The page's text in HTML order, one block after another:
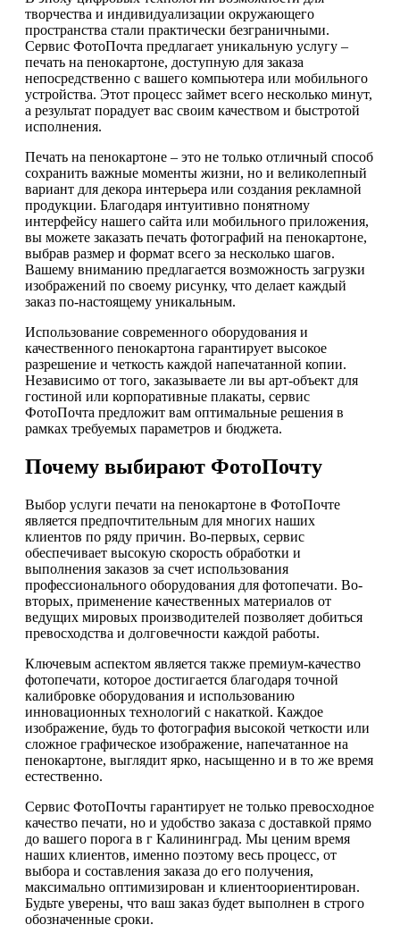
творчества и индивидуализации окружающего
пространства стали практически безграничными.
Сервис ФотоПочта предлагает уникальную услугу –
печать на пенокартоне, доступную для заказа
непосредственно с вашего компьютера или мобильного
устройства. Этот процесс займет всего несколько минут,
а результат порадует вас своим качеством и быстротой
исполнения.
Печать на пенокартоне – это не только отличный способ
сохранить важные моменты жизни, но и великолепный
вариант для декора интерьера или создания рекламной
продукции. Благодаря интуитивно понятному
интерфейсу нашего сайта или мобильного приложения,
вы можете заказать печать фотографий на пенокартоне,
выбрав размер и формат всего за несколько шагов.
Вашему вниманию предлагается возможность загрузки
изображений по своему рисунку, что делает каждый
заказ по-настоящему уникальным.
Использование современного оборудования и
качественного пенокартона гарантирует высокое
разрешение и четкость каждой напечатанной копии.
Независимо от того, заказываете ли вы арт-объект для
гостиной или корпоративные плакаты, сервис
ФотоПочта предложит вам оптимальные решения в
рамках требуемых параметров и бюджета.
Почему выбирают ФотоПочту
Выбор услуги печати на пенокартоне в ФотоПочте
является предпочтительным для многих наших
клиентов по ряду причин. Во-первых, сервис
обеспечивает высокую скорость обработки и
выполнения заказов за счет использования
профессионального оборудования для фотопечати. Во-
вторых, применение качественных материалов от
ведущих мировых производителей позволяет добиться
превосходства и долговечности каждой работы.
Ключевым аспектом является также премиум-качество
фотопечати, которое достигается благодаря точной
калибровке оборудования и использованию
инновационных технологий с накаткой. Каждое
изображение, будь то фотография высокой четкости или
сложное графическое изображение, напечатанное на
пенокартоне, выглядит ярко, насыщенно и в то же время
естественно.
Сервис ФотоПочты гарантирует не только превосходное
качество печати, но и удобство заказа с доставкой прямо
до вашего порога в г Калининград. Мы ценим время
наших клиентов, именно поэтому весь процесс, от
выбора и составления заказа до его получения,
максимально оптимизирован и клиентоориентирован.
Будьте уверены, что ваш заказ будет выполнен в строго
обозначенные сроки.